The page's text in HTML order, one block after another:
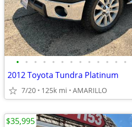
• • • • • • • • • • • • •
2012 Toyota Tundra Platinum
7/20 125k mi AMARILLO
$35,995